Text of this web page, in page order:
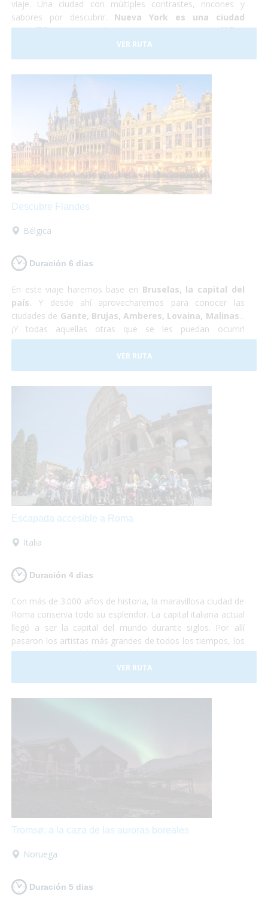
viaje. Una ciudad con múltiples contrastes, rincones y
sabores por descubrir. Nueva York es una ciudad
accesible, que se puede recorrer entransporte público
, podrás rodar con tu silla de
ruedas sin problemas,visitar la Estatua de la Libertad,
conocer Washington
en un día. ¡Es una ciudad a la que
podrás viajar en cualquier época del año y seguro que no te
arrepentirás!
VER RUTA
Descubre Flandes
Bélgica
Duración 6 dias
En este viaje haremos base en Bruselas, la capital del
país. Y desde ahí aprovecharemos para conocer las
ciudades de Gante, Brujas, Amberes, Lovaina, Malinas...
¡Y todas aquellas otras que se les puedan ocurrir!
Proponemos pasar toda la estancia en Bruselas debido a
excelentementeadaptados
comunicación con el resto del país entransporte publico
VER RUTA
Escapada accesible a Roma
Italia
Duración 4 dias
Con más de 3.000 años de historia, la maravillosa ciudad de
Roma conserva todo su esplendor. La capital italiana actual
llegó a ser la capital del mundo durante siglos. Por allí
pasaron los artistas más grandes de todos los tiempos, los
emperadores del Imperio Romano, los Papas,
comerciantes de todos los lugares del mundo y todo lo que
te puedas imaginar. Y Roma no es sólo visitar
VER RUTA
Tromsø: a la caza de las auroras boreales
Noruega
Duración 5 dias